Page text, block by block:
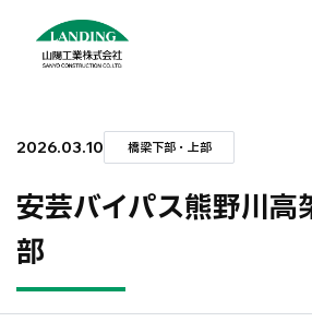
2026.03.10 橋梁下部・上部
安芸バイパス熊野川
部